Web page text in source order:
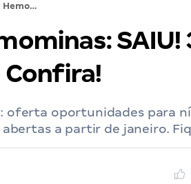
Edital Hemominas: SAIU! 347 vagas de até R$6,3 mil. Confira!
SAIU!
Confira!
oferta oportunidades para
a partir de janeiro.